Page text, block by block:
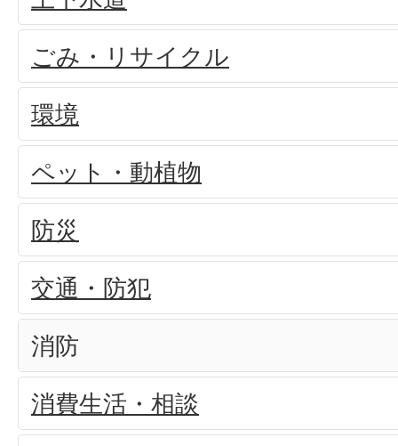
ごみ・リサイクル
環境
ペット・動植物
防災
交通・防犯
消防
消費生活・相談